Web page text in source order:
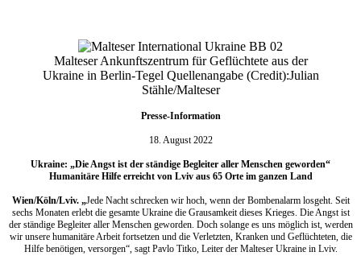
Malteser Ankunftszentrum für Geflüchtete aus der
Ukraine in Berlin-Tegel Quellenangabe (Credit):Julian
Stähle/Malteser
Presse-Information
18. August 2022
Ukraine: „Die Angst ist der ständige Begleiter aller Menschen geworden“
Humanitäre Hilfe erreicht von Lviv aus 65 Orte im ganzen Land
Wien/Köln/Lviv. „Jede Nacht schrecken wir hoch, wenn der Bombenalarm losgeht. Seit
sechs Monaten erlebt die gesamte Ukraine die Grausamkeit dieses Krieges. Die Angst ist
der ständige Begleiter aller Menschen geworden. Doch solange es uns möglich ist, werden
wir unsere humanitäre Arbeit fortsetzen und die Verletzten, Kranken und Geflüchteten, die
Hilfe benötigen, versorgen“, sagt Pavlo Titko, Leiter der Malteser Ukraine in Lviv.